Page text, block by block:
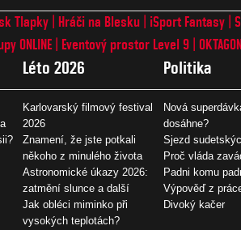
Tlapky Hráči na Blesku iSport Fantasy
ONLINE Eventový prostor Level 9
Léto 2026
Karlovarský filmový festival
2026
Znamení, že jste potkali
někoho z minulého života
Astronomické úkazy 2026:
zatmění slunce a další
Jak obléci miminko při
vysokých teplotách?
Politika
Nová
dosáhne?
Sjezd
Proč vláda
Padni komu
Výpověď z
Divoký kačer